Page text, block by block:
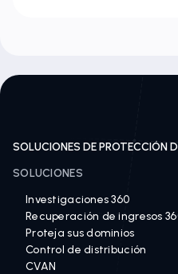
SOLUCIONES DE PROTECCIÓN
SOLUCIONES
Investigaciones 360
Recuperación de ingresos
Proteja sus dominios
Control de distribución
CVAN